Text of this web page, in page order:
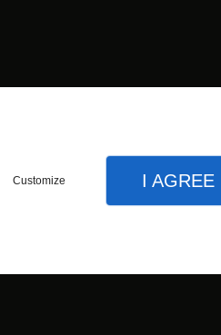
Customize I AGREE